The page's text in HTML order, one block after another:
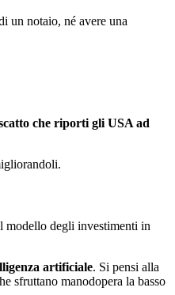
un notaio, né avere una
che riporti gli USA ad
modello degli investimenti in
artificiale. Si pensi alla
sfruttano manodopera la basso